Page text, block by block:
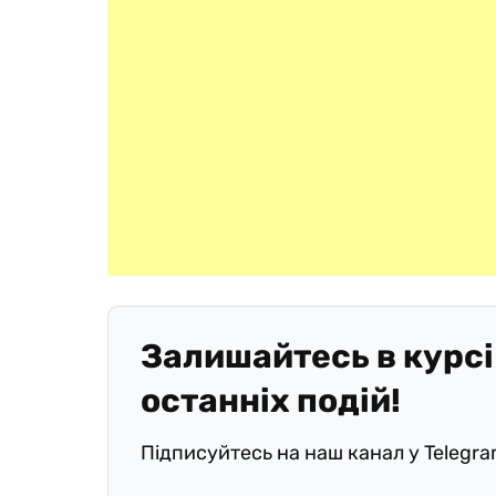
Залишайтесь в курсі
останніх подій!
Підписуйтесь на наш канал у